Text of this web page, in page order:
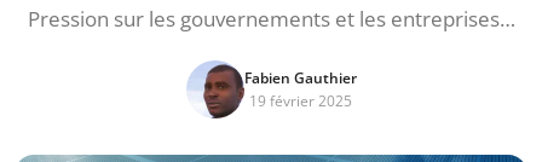
Pression sur les gouvernements et les entreprises…
Fabien Gauthier
19 février 2025